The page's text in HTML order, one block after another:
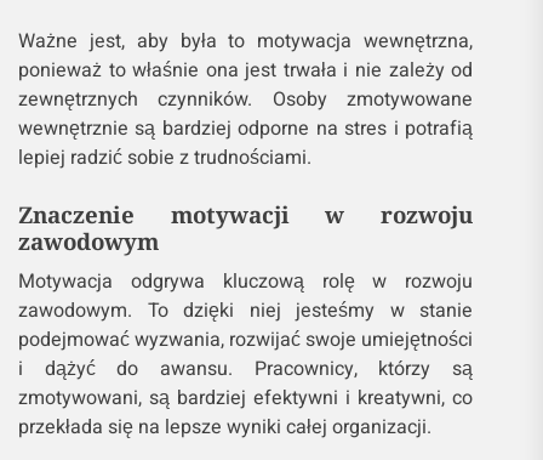
Ważne jest, aby była to motywacja wewnętrzna,
ponieważ to właśnie ona jest trwała i nie zależy od
zewnętrznych czynników. Osoby zmotywowane
wewnętrznie są bardziej odporne na stres i potrafią
lepiej radzić sobie z trudnościami.
Znaczenie motywacji w rozwoju
zawodowym
Motywacja odgrywa kluczową rolę w rozwoju
zawodowym. To dzięki niej jesteśmy w stanie
podejmować wyzwania, rozwijać swoje umiejętności
i dążyć do awansu. Pracownicy, którzy są
zmotywowani, są bardziej efektywni i kreatywni, co
przekłada się na lepsze wyniki całej organizacji.